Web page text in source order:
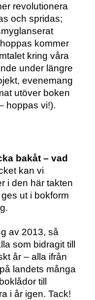
revolutionera
och spridas;
kommer
kring våra
under längre
evenemang
utöver boken
hoppas vi!).
bakåt – vad
kan vi
i den här takten
ut i bokform
av 2013, så
som bidragit till
år – alla ifrån
landets många
till
i år igen. Tack!